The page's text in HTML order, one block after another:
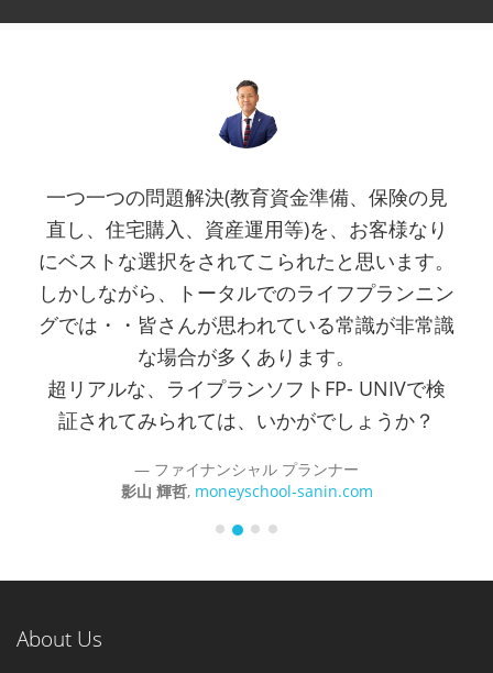
一つ一つの問題解決(教育資金準備、保険の見
直し、住宅購入、資産運用等)を、お客様なり
にベストな選択をされてこられたと思います。
しかしながら、トータルでのライフプランニン
グでは・・皆さんが思われている常識が非常識
な場合が多くあります。
超リアルな、ライプランソフトFP- UNIVで検
証されてみられては、いかがでしょうか？
ファイナンシャル プランナー
影山 輝哲, moneyschool-sanin.com
About Us